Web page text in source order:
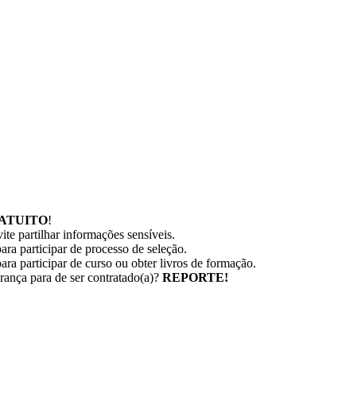
!
partilhar informações sensíveis.
participar de processo de seleção.
participar de curso ou obter livros de formação.
para de ser contratado(a)? REPORTE!